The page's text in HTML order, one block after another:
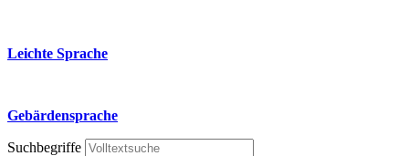
Leichte Sprache
Gebärdensprache
Suchbegriffe